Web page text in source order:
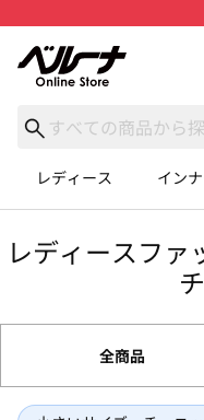
レディース イン
レディースフ
全商品